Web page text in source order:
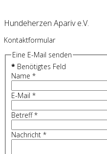
Hundeherzen Apariv e.V.
Kontaktformular
Eine E-Mail senden
* Benötigtes Feld
Name *
E-Mail *
Betreff*
Nachricht*